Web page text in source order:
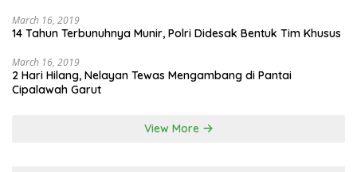
March 16, 2019
14 Tahun Terbunuhnya Munir, Polri Didesak Bentuk Tim Khusus
March 16, 2019
2 Hari Hilang, Nelayan Tewas Mengambang di Pantai
Cipalawah Garut
View More